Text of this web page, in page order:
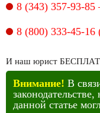
8 (343) 357-93-
8 (800) 333-45-
И наш юрист
Внимание! В
данной статье